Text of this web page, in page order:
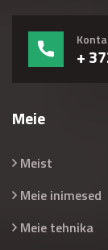
+
Meie
Meist
Meie inimesed
Meie tehnika